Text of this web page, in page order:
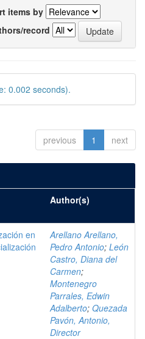
items by
record
0.002 seconds).
previous 1 next
Author(s)
en
Arellano Arellano,
Pedro Antonio; León
Castro, Diana del
Carmen;
Montenegro
Parrales, Edwin
Adalberto; Quezada
Pavón, Antonio,
Director